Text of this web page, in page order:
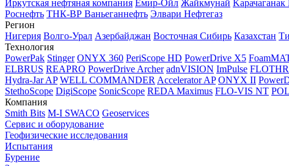
Иркутская нефтяная компания Емир-Ойл Жайкмунай
Роснефть ТНК-ВР Ваньеганнефть Элвари Нефтегаз
Регион
Нигерия Волго-Урал Азербайджан Восточная Сибирь Казахстан
Технология
PowerPak Stinger ONYX 360 PeriScope HD PowerDrive X5
ELBRUS REAPRO PowerDrive Archer adnVISION ImPulse
Hydra-Jar AP WELL COMMANDER Accelerator AP ONYX II
StethoScope DigiScope SonicScope REDA Maximus FLO-VIS NT
Компания
Smith Bits M-I SWACO Geoservices
Сервис и оборудование
Геофизические исследования
Испытания
Бурение